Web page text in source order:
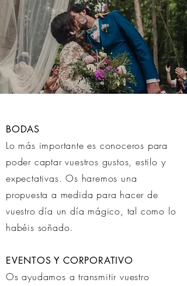
BODAS
Lo más importante es conoceros para
poder captar vuestros gustos, estilo y
expectativas. Os haremos una
propuesta a medida para hacer de
vuestro día un día mágico, tal como lo
habéis soñado.
EVENTOS Y CORPORATIVO
Os ayudamos a transmitir vuestro